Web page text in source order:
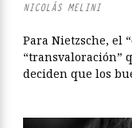
NICOLÁS MELINI
Para Nietzsche, el
“transvaloración”
deciden que los